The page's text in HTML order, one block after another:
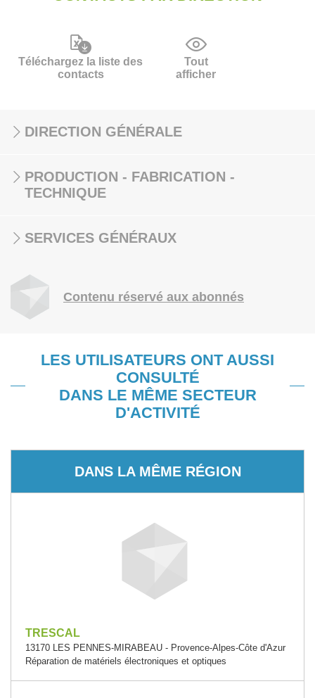
Téléchargez la liste des
contacts
Tout
afficher
DIRECTION GÉNÉRALE
PRODUCTION - FABRICATION -
TECHNIQUE
SERVICES GÉNÉRAUX
Contenu réservé aux abonnés
LES UTILISATEURS ONT AUSSI
CONSULTÉ
DANS LE MÊME SECTEUR
D'ACTIVITÉ
DANS LA MÊME RÉGION
TRESCAL
13170 LES PENNES-MIRABEAU - Provence-Alpes-Côte d'Azur
Réparation de matériels électroniques et optiques